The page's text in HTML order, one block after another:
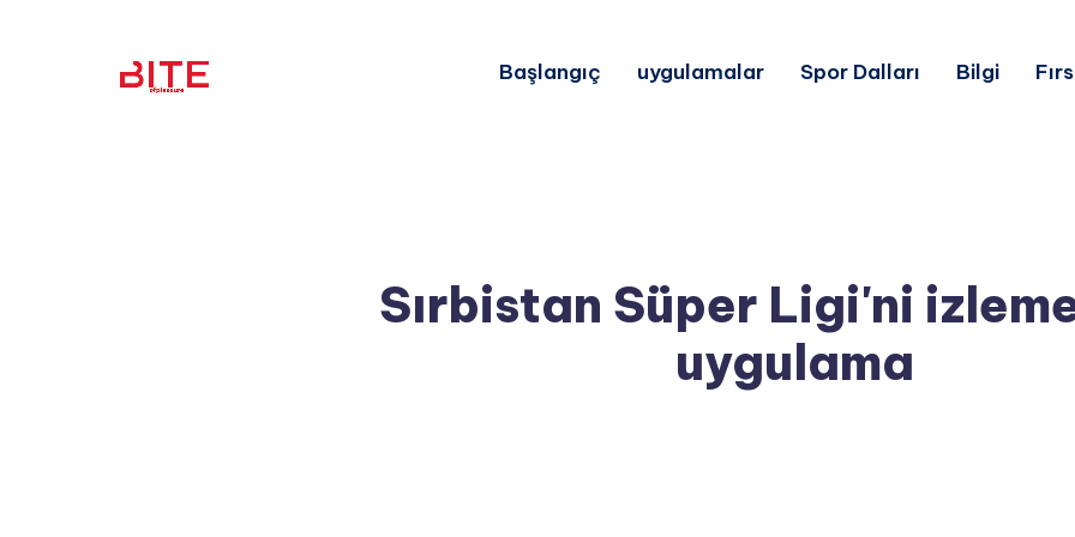
Başlangıç uygulamalar Spor Dalları Bilgi
Sırbistan Süper Ligi'ni
uygulama